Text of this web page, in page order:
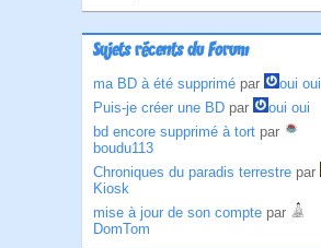
Sujets récents du Forum
ma BD à été supprimé par
oui oui
Puis-je créer une BD par
oui oui
bd encore supprimé à tort par
boudu113
Chroniques du paradis terrestre par
Kiosk
mise à jour de son compte par
DomTom